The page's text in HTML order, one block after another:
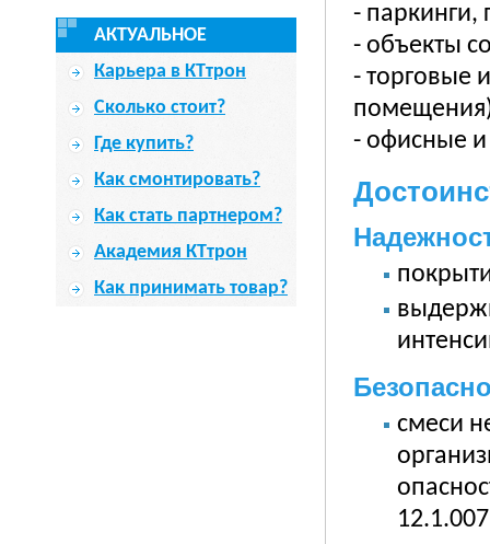
АКТУАЛЬНОЕ
Карьера в КТтрон
Сколько стоит?
Где купить?
Как смонтировать?
Как стать партнером?
Академия КТтрон
Как принимать товар?
- паркинги,
- объекты
- торговые
- офисные
смеси